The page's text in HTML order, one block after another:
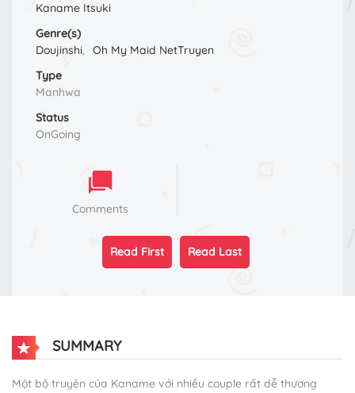
Kaname Itsuki
Genre(s)
Doujinshi, Oh My Maid NetTruyen
Type
Manhwa
Status
OnGoing
Comments
Read First Read Last
SUMMARY
Một bộ truyện của Kaname với nhiều couple rất dễ thương